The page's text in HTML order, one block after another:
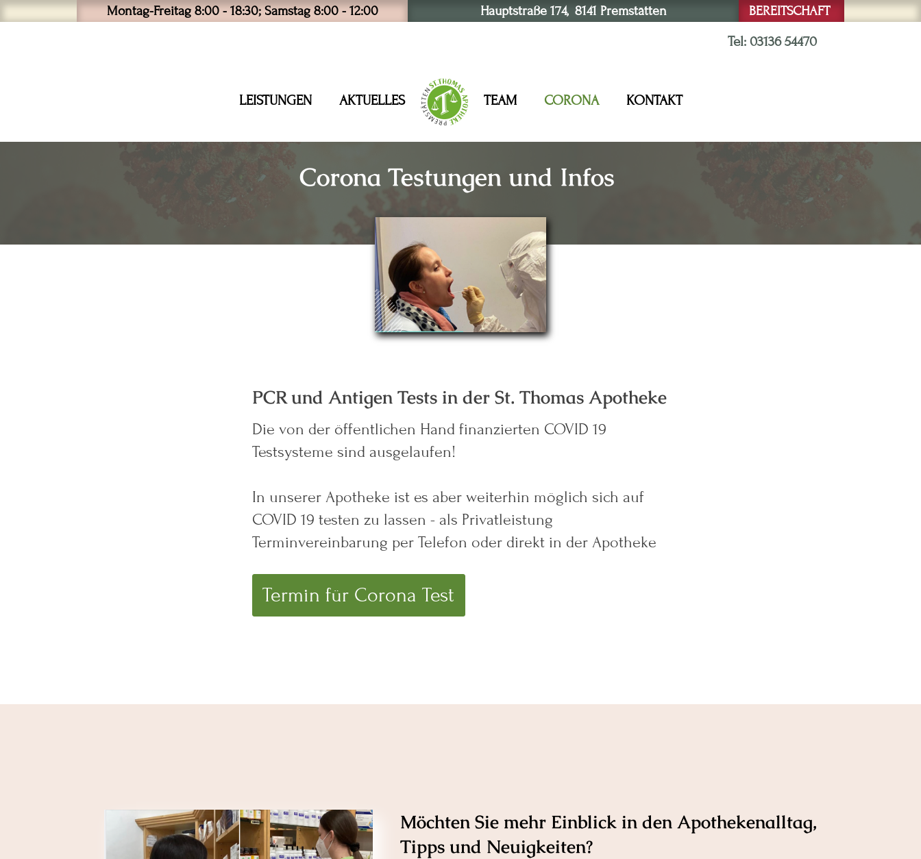
Montag-Freitag 8:00 - 18:30; Samstag 8:00 - 12:00 Hauptstraße 174, 8141 Premstätten BEREITSCHAFT
Tel: 03136 54470
LEISTUNGEN AKTUELLES TEAM CORONA KONTAKT
Corona Testungen und Infos
PCR und Antigen Tests in der St. Thomas Apotheke
Die von der öffentlichen Hand finanzierten COVID 19
Testsysteme sind ausgelaufen!
In unserer Apotheke ist es aber weiterhin möglich sich auf
COVID 19 testen zu lassen - als Privatleistung
Terminvereinbarung per Telefon oder direkt in der Apotheke
Termin für Corona Test
Möchten Sie mehr Einblick in den Apothekenalltag,
Tipps und Neuigkeiten?